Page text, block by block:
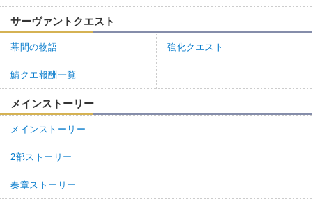
サーヴァントクエスト
幕間の物語 強化クエスト
鯖クエ報酬一覧
メインストーリー
メインストーリー
2部ストーリー
奏章ストーリー